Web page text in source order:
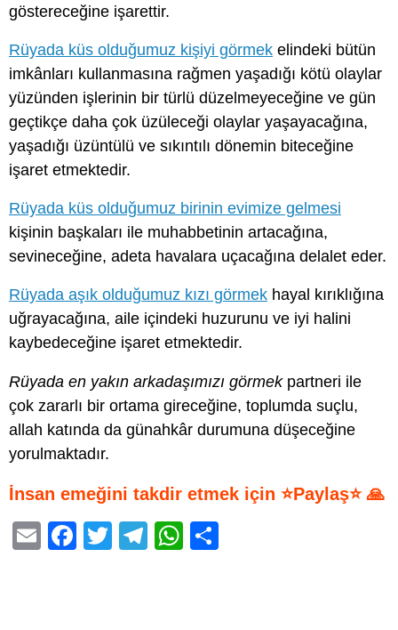
göstereceğine işarettir.
Rüyada küs olduğumuz kişiyi görmek elindeki bütün
imkânları kullanmasına rağmen yaşadığı kötü olaylar
yüzünden işlerinin bir türlü düzelmeyeceğine ve gün
geçtikçe daha çok üzüleceği olaylar yaşayacağına,
yaşadığı üzüntülü ve sıkıntılı dönemin biteceğine
işaret etmektedir.
Rüyada küs olduğumuz birinin evimize gelmesi
kişinin başkaları ile muhabbetinin artacağına,
sevineceğine, adeta havalara uçacağına delalet eder.
Rüyada aşık olduğumuz kızı görmek hayal kırıklığına
uğrayacağına, aile içindeki huzurunu ve iyi halini
kaybedeceğine işaret etmektedir.
Rüyada en yakın arkadaşımızı görmekpartneri ile
çok zararlı bir ortama gireceğine, toplumda suçlu,
allah katında da günahkâr durumuna düşeceğine
yorulmaktadır.
İnsan emeğini takdir etmek için ⭐Paylaş⭐ 🙏
E
F
T
T
W